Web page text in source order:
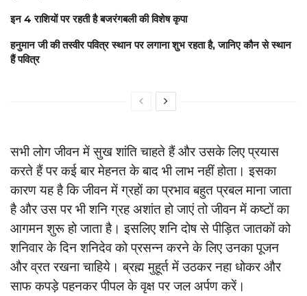
इन 4 राशियों पर रहती है बजरंगबली की विशेष कृपा
हनुमान जी की तस्वीर पवित्र स्थान पर लगाना शुभ रहता है, जानिए कौन से स्थान
हैं पवित्र
सभी लोग जीवन में सुख शांति चाहते हैं और उसके लिए प्रयास
करते हैं पर कई बार मेहनत के बाद भी लाभ नहीं होता। इसका
कारण यह है कि जीवन में ग्रहों का प्रभाव बहुत प्रबल माना जाता
है और उस पर भी शनि ग्रह अशांत हो जाएं तो जीवन में कष्टों का
आगमन शुरू हो जाता है। इसलिए शनि दोष से पीड़ित जातकों को
शनिवार के दिन शनिदेव को प्रसन्न करने के लिए उनका पूजन
और व्रत रखना चाहिये। ब्रह्म मुहूर्त में उठकर नहा धोकर और
साफ कपड़े पहनकर पीपल के वृक्ष पर जल अर्पण करें।